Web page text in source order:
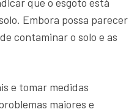
Embora possa parecer
contaminar o solo e as
e tomar medidas
maiores e